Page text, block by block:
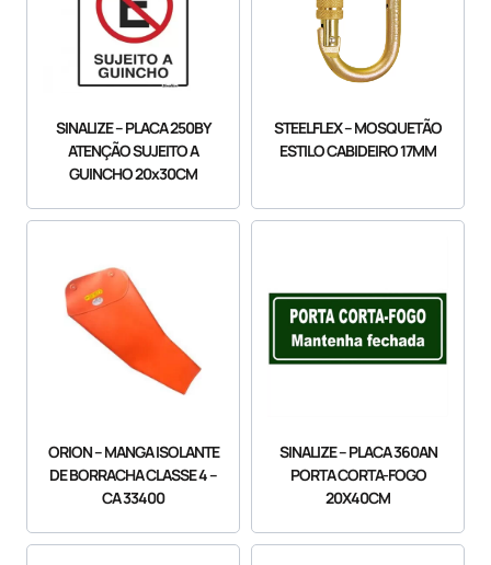
SINALIZE – PLACA 250BY
ATENÇÃO SUJEITO A
GUINCHO 20x30CM
STEELFLEX – MOSQUETÃO
ESTILO CABIDEIRO 17MM
ORION – MANGA ISOLANTE
DE BORRACHA CLASSE 4 –
CA 33400
SINALIZE – PLACA 360AN
PORTA CORTA-FOGO
20X40CM